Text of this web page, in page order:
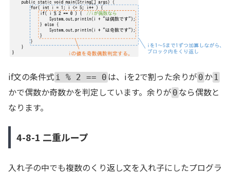
if文の条件式 i % 2 == 0 は、iを2で割った余りが 0 か 1
かで偶数か奇数かを判定しています。余りが 0 なら偶数と
なります。
4-8-1 二重ループ
入れ子の中でも複数のくり返し文を入れ子にしたプログラ